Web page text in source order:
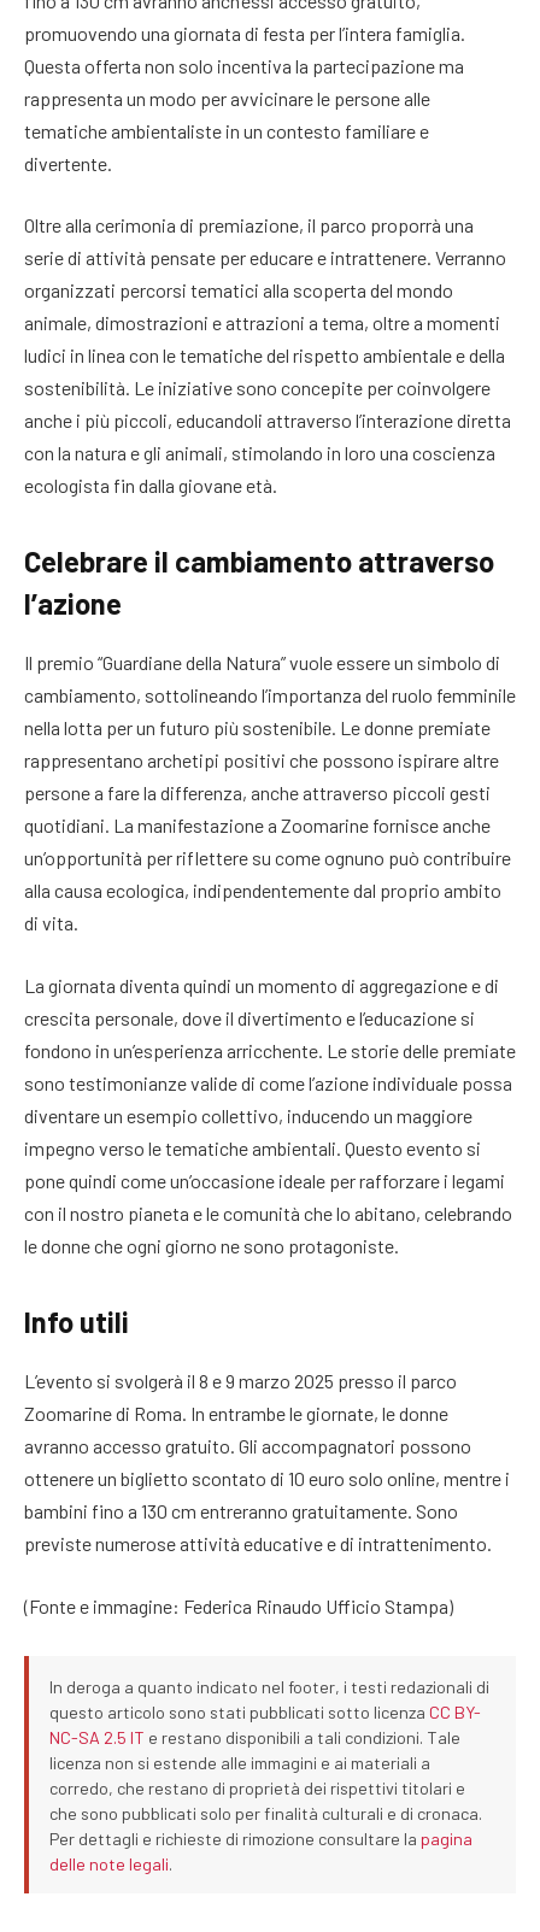
promuovendo una giornata di festa per l’intera famiglia.
Questa offerta non solo incentiva la partecipazione ma
rappresenta un modo per avvicinare le persone alle
tematiche ambientaliste in un contesto familiare e
divertente.
Oltre alla cerimonia di premiazione, il parco proporrà una
serie di attività pensate per educare e intrattenere. Verranno
organizzati percorsi tematici alla scoperta del mondo
animale, dimostrazioni e attrazioni a tema, oltre a momenti
ludici in linea con le tematiche del rispetto ambientale e della
sostenibilità. Le iniziative sono concepite per coinvolgere
anche i più piccoli, educandoli attraverso l’interazione diretta
con la natura e gli animali, stimolando in loro una coscienza
ecologista fin dalla giovane età.
Celebrare il cambiamento attraverso
l’azione
Il premio “Guardiane della Natura” vuole essere un simbolo di
cambiamento, sottolineando l’importanza del ruolo femminile
nella lotta per un futuro più sostenibile. Le donne premiate
rappresentano archetipi positivi che possono ispirare altre
persone a fare la differenza, anche attraverso piccoli gesti
quotidiani. La manifestazione a Zoomarine fornisce anche
un’opportunità per riflettere su come ognuno può contribuire
alla causa ecologica, indipendentemente dal proprio ambito
di vita.
La giornata diventa quindi un momento di aggregazione e di
crescita personale, dove il divertimento e l’educazione si
fondono in un’esperienza arricchente. Le storie delle premiate
sono testimonianze valide di come l’azione individuale possa
diventare un esempio collettivo, inducendo un maggiore
impegno verso le tematiche ambientali. Questo evento si
pone quindi come un’occasione ideale per rafforzare i legami
con il nostro pianeta e le comunità che lo abitano, celebrando
le donne che ogni giorno ne sono protagoniste.
Info utili
L’evento si svolgerà il 8 e 9 marzo 2025 presso il parco
Zoomarine di Roma. In entrambe le giornate, le donne
avranno accesso gratuito. Gli accompagnatori possono
ottenere un biglietto scontato di 10 euro solo online, mentre i
bambini fino a 130 cm entreranno gratuitamente. Sono
previste numerose attività educative e di intrattenimento.
(Fonte e immagine: Federica Rinaudo Ufficio Stampa)
In deroga a quanto indicato nel footer, i testi redazionali di
questo articolo sono stati pubblicati sotto licenza CC BY-
NC-SA 2.5 IT e restano disponibili a tali condizioni. Tale
licenza non si estende alle immagini e ai materiali a
corredo, che restano di proprietà dei rispettivi titolari e
che sono pubblicati solo per finalità culturali e di cronaca.
Per dettagli e richieste di rimozione consultare la pagina
delle note legali.